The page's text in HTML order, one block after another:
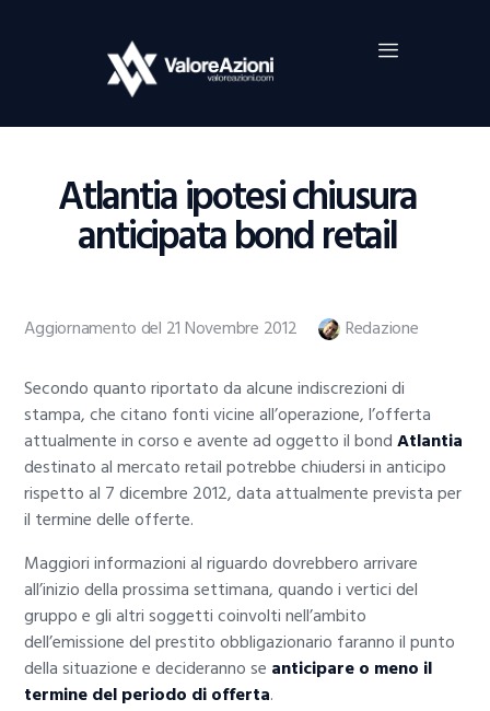
Atlantia ipotesi chiusura
anticipata bond retail
Home
Investimenti
Borsa
Guide Al Trading
Criptovalute
Aggiornamento del 21 Novembre 2012 Redazione
Secondo quanto riportato da alcune indiscrezioni di
stampa, che citano fonti vicine all’operazione, l’offerta
attualmente in corso e avente ad oggetto il bondAtlantia
destinato al mercato retail potrebbe chiudersi in anticipo
rispetto al 7 dicembre 2012, data attualmente prevista per
il termine delle offerte.
Maggiori informazioni al riguardo dovrebbero arrivare
all’inizio della prossima settimana, quando i vertici del
gruppo e gli altri soggetti coinvolti nell’ambito
dell’emissione del prestito obbligazionario faranno il punto
della situazione e decideranno se anticipare o meno il
termine del periodo di offerta.